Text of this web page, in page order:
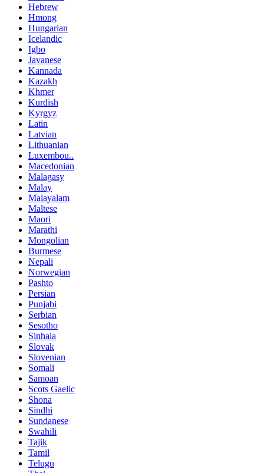
Hebrew
Hmong
Hungarian
Icelandic
Igbo
Javanese
Kannada
Kazakh
Khmer
Kurdish
Kyrgyz
Latin
Latvian
Lithuanian
Luxembou..
Macedonian
Malagasy
Malay
Malayalam
Maltese
Maori
Marathi
Mongolian
Burmese
Nepali
Norwegian
Pashto
Persian
Punjabi
Serbian
Sesotho
Sinhala
Slovak
Slovenian
Somali
Samoan
Scots Gaelic
Shona
Sindhi
Sundanese
Swahili
Tajik
Tamil
Telugu